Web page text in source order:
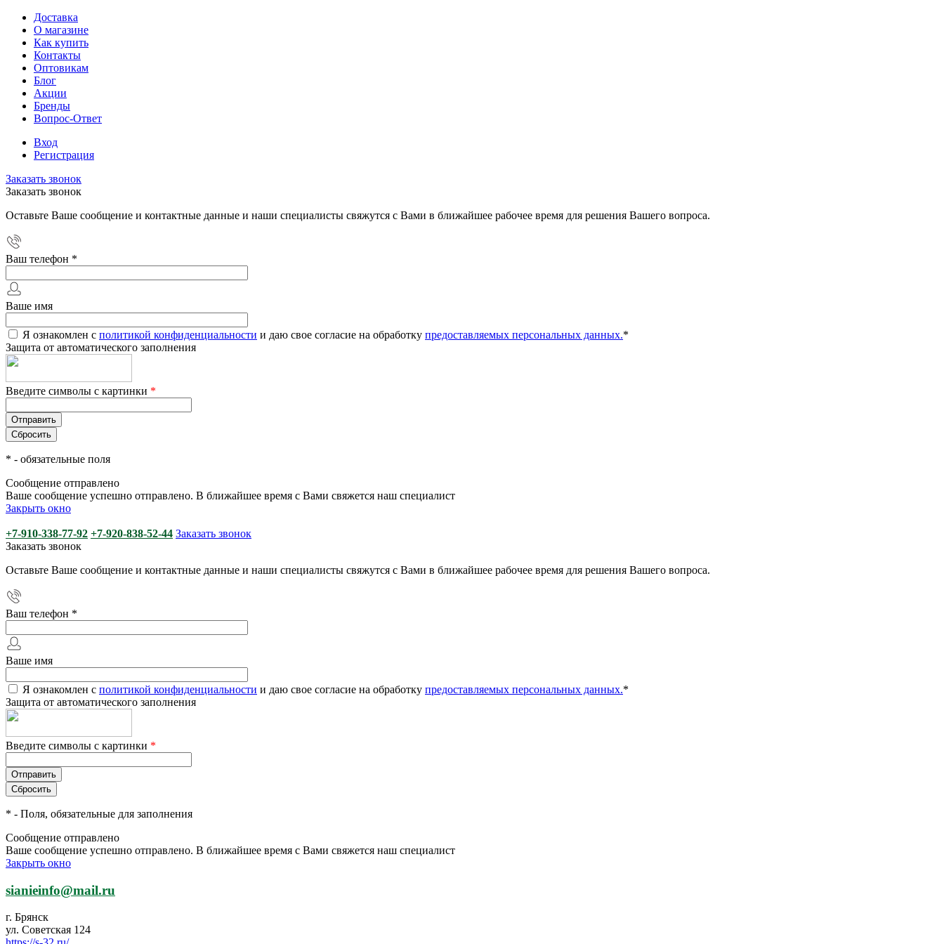
Доставка
О магазине
Как купить
Контакты
Оптовикам
Блог
Акции
Бренды
Вопрос-Ответ
Вход
Регистрация
Заказать звонок
Заказать звонок
Оставьте Ваше сообщение и контактные данные и наши специалисты свяжутся с Вами в ближайшее рабочее время для решения Вашего вопроса.
Ваш телефон *
Ваше имя
Я ознакомлен с политикой конфиденциальности и даю свое согласие на обработку предоставляемых персональных данных.*
Защита от автоматического заполнения
Введите символы с картинки *
* - обязательные поля
Сообщение отправлено
Ваше сообщение успешно отправлено. В ближайшее время с Вами свяжется наш специалист
Закрыть окно
+7-910-338-77-92 +7-920-838-52-44 Заказать звонок
Заказать звонок
Оставьте Ваше сообщение и контактные данные и наши специалисты свяжутся с Вами в ближайшее рабочее время для решения Вашего вопроса.
Ваш телефон *
Ваше имя
Я ознакомлен с политикой конфиденциальности и даю свое согласие на обработку предоставляемых персональных данных.*
Защита от автоматического заполнения
Введите символы с картинки *
* - Поля, обязательные для заполнения
Сообщение отправлено
Ваше сообщение успешно отправлено. В ближайшее время с Вами свяжется наш специалист
Закрыть окно
sianieinfo@mail.ru
г. Брянск
ул. Советская 124